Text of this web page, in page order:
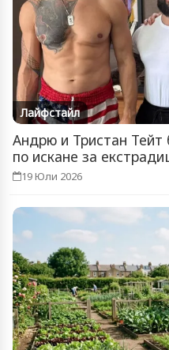
Лайфстайл
Андрю и Тристан
по искане за
19 Юли 2026